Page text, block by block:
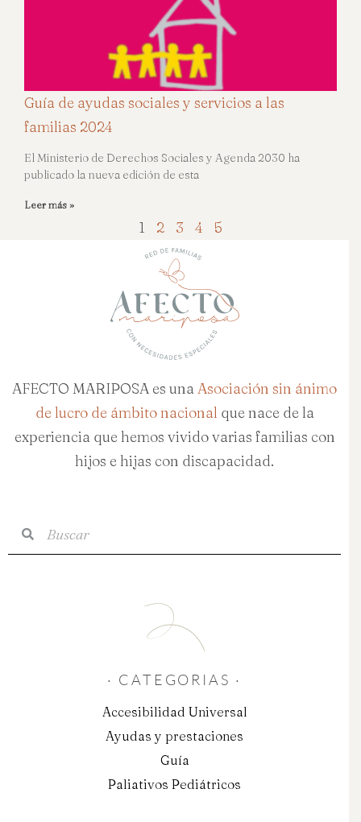
Guía de ayudas sociales y servicios a las
familias 2024
El Ministerio de Derechos Sociales y Agenda 2030 ha
publicado la nueva edición de esta
Leer más »
1 2 3 4 5
AFECTO MARIPOSA es una Asociación sin ánimo
de lucro de ámbito nacional que nace de la
experiencia que hemos vivido varias familias con
hijos e hijas con discapacidad.
Buscar
· CATEGORIAS ·
Accesibilidad Universal
Ayudas y prestaciones
Guía
Paliativos Pediátricos